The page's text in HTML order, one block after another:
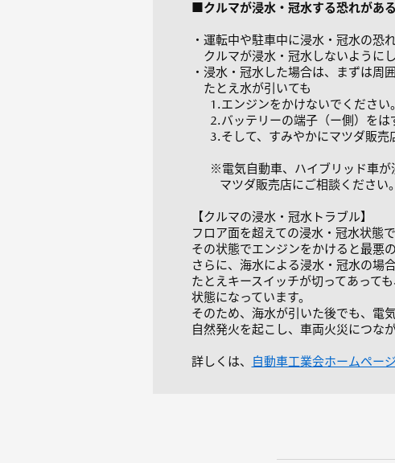
■クルマが浸水・冠水する恐れがあ
・運転中や駐車中に浸水・冠水の恐
クルマが浸水・冠水しないようにし
・浸水・冠水した場合は、まずは周
たとえ水が引いても
1.エンジンをかけないでください。
2.バッテリーの端子（ー側）をは
3.そして、すみやかにマツダ販売
※電気自動車、ハイブリッド車が
マツダ販売店にご相談ください。
【クルマの浸水・冠水トラブル】
フロア面を超えての浸水・冠水状態
その状態でエンジンをかけると最悪
さらに、海水による浸水・冠水の場
たとえキースイッチが切ってあって
状態になっています。
そのため、海水が引いた後でも、電
自然発火を起こし、車両火災につな
詳しくは、 自動車工業会ホームペー